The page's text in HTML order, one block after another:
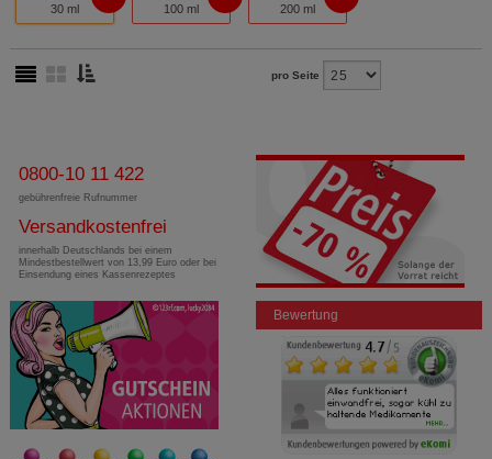
30 ml 100 ml 200 ml
pro Seite
0800-10 11 422
gebührenfreie Rufnummer
Versandkostenfrei
innerhalb Deutschlands bei einem
Mindestbestellwert von 13,99 Euro oder bei
Einsendung eines Kassenrezeptes
Bewertung